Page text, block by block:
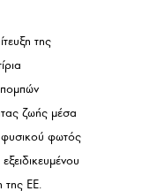
της
ζωής μέσα
φυσικού φωτός
της ΕΕ.